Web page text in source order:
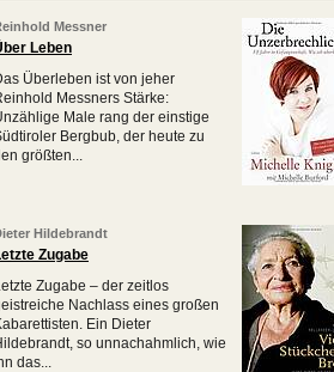
Messner
Leben
Überleben ist von jeher
Messners Stärke:
Male rang der einstige
Bergbub, der heute zu
größten...
Hildebrandt
Zugabe
Zugabe – der zeitlos
Nachlass eines großen
Ein Dieter
so unnachahmlich, wie
das...